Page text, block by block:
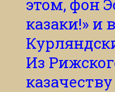
этом, фон
казаки!» и
Из